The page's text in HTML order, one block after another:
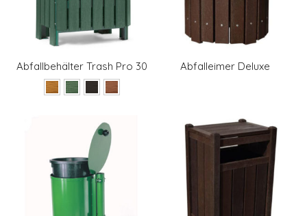
Abfallbehälter Trash Pro 30 Abfalleimer Deluxe